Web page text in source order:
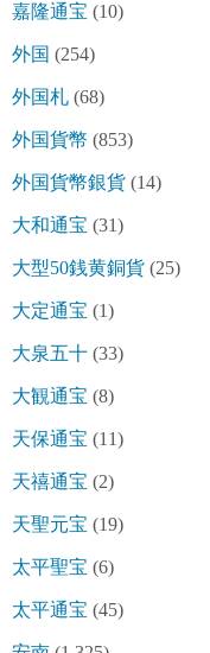
嘉隆通宝 (10)
外国 (254)
外国札 (68)
外国貨幣 (853)
外国貨幣銀貨 (14)
大和通宝 (31)
大型50銭黄銅貨 (25)
大定通宝 (1)
大泉五十 (33)
大観通宝 (8)
天保通宝 (11)
天禧通宝 (2)
天聖元宝 (19)
太平聖宝 (6)
太平通宝 (45)